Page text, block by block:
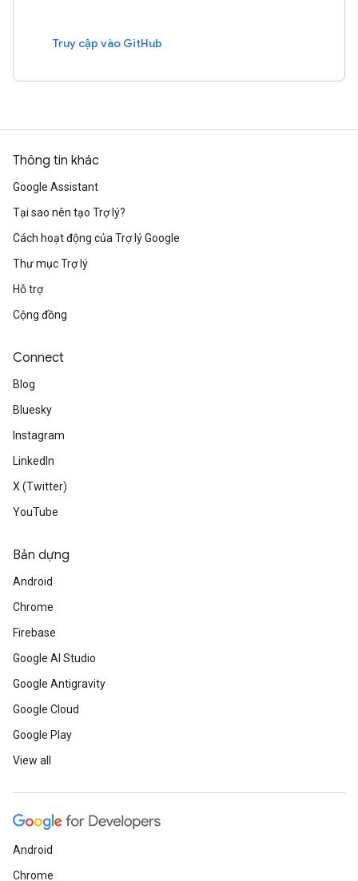
Truy cập vào GitHub
Thông tin khác
Google Assistant
Tại sao nên tạo Trợ lý?
Cách hoạt động của Trợ lý Google
Thư mục Trợ lý
Hỗ trợ
Cộng đồng
Connect
Blog
Bluesky
Instagram
LinkedIn
X (Twitter)
YouTube
Bản dựng
Android
Chrome
Firebase
Google AI Studio
Google Antigravity
Google Cloud
Google Play
View all
Android
Chrome